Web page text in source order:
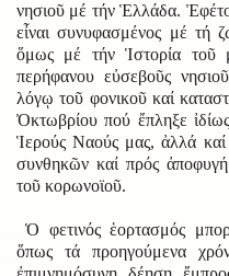
νησιοῦ μέ τήν Ἑλλάδα.
εἶναι συνυφασμένος μέ τή
ὅμως μέ τήν Ἱστορία τοῦ
περήφανου εὐσεβοῦς
λόγῳ τοῦ φονικοῦ καί
Ὀκτωβρίου πού ἔπληξε
Ἱερούς Ναούς μας, ἀλλά
συνθηκῶν καί πρός
τοῦ κορωνοϊοῦ.
Ὁ φετινός ἑορτασμός
ὅπως τά προηγούμενα